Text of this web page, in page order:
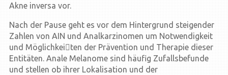
Akne inversa vor.
Nach der Pause geht es vor dem Hintergrund steigender
Zahlen von AIN und Analkarzinomen um Notwendigkeit
und Möglichkei￾ten der Prävention und Therapie dieser
Entitäten. Anale Melanome sind häufig Zufallsbefunde
und stellen ob ihrer Lokalisation und der